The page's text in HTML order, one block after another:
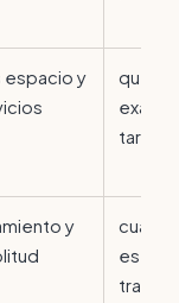
espacio y
qué
tarifa
y
es